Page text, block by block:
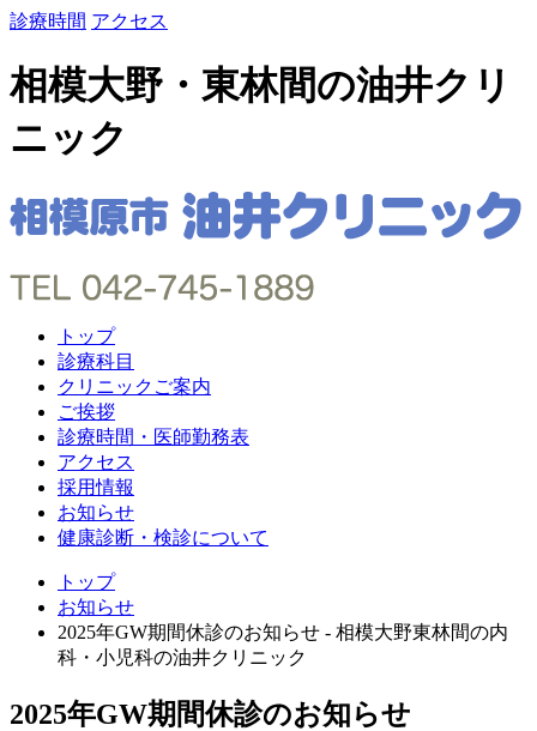
診療時間 アクセス
相模大野・東林間の油井クリ
ニック
トップ
診療科目
クリニックご案内
ご挨拶
診療時間・医師勤務表
アクセス
採用情報
お知らせ
健康診断・検診について
トップ
お知らせ
2025年GW期間休診のお知らせ - 相模大野東林間の内
科・小児科の油井クリニック
2025年GW期間休診のお知らせ